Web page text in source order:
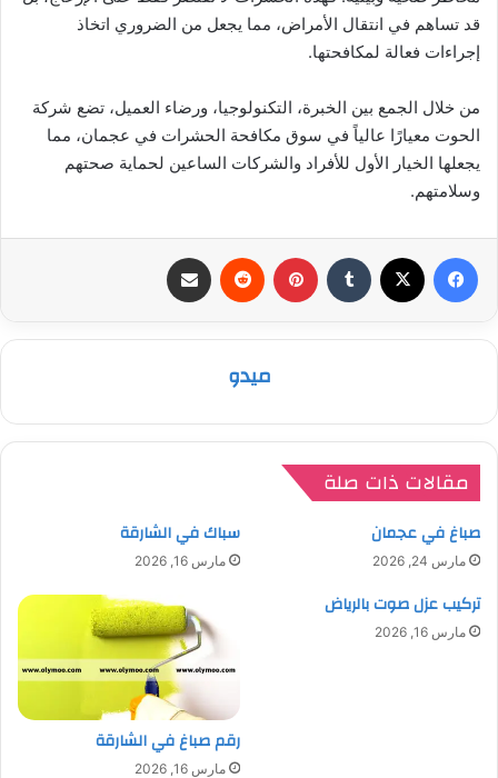
قد تساهم في انتقال الأمراض، مما يجعل من الضروري اتخاذ
إجراءات فعالة لمكافحتها.
من خلال الجمع بين الخبرة، التكنولوجيا، ورضاء العميل، تضع شركة
الحوت معيارًا عالياً في سوق مكافحة الحشرات في عجمان، مما
يجعلها الخيار الأول للأفراد والشركات الساعين لحماية صحتهم
وسلامتهم.
فيسبوك بينتيريست
ميدو
مقالات ذات صلة
صباغ في عجمان
مارس 24, 2026
سباك في الشارقة
مارس 16, 2026
تركيب عزل صوت بالرياض
مارس 16, 2026
رقم صباغ في الشارقة
مارس 16, 2026